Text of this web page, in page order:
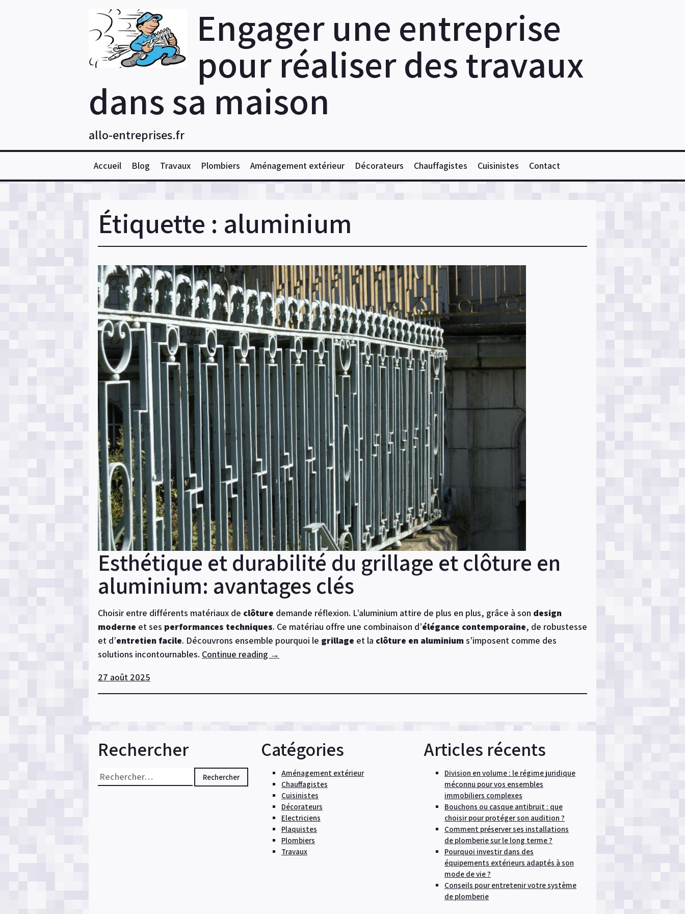
Engager une entreprise
pour réaliser des travaux
dans sa maison
allo-entreprises.fr
Accueil Blog Travaux Plombiers Aménagement extérieur Décorateurs Chauffagistes Cuisinistes Contact
Étiquette : aluminium
Esthétique et durabilité du grillage et clôture en
aluminium: avantages clés
Choisir entre différents matériaux de clôture demande réflexion. L’aluminium attire de plus en plus, grâce à son design
moderne et ses performances techniques. Ce matériau offre une combinaison d’élégance contemporaine, de robustesse
et d’entretien facile. Découvrons ensemble pourquoi le grillage et la clôture en aluminiums’imposent comme des
solutions incontournables. Continue reading « Esthétique
du
et
en
avantages
clés »
→
27 août 2025
Rechercher
Rechercher :
Catégories
Aménagement extérieur
Chauffagistes
Cuisinistes
Décorateurs
Electriciens
Plaquistes
Plombiers
Travaux
Articles récents
Division en volume : le régime juridique
méconnu pour vos ensembles
immobiliers complexes
Bouchons ou casque antibruit : que
choisir pour protéger son audition ?
Comment préserver ses installations
de plomberie sur le long terme ?
Pourquoi investir dans des
équipements extérieurs adaptés à son
mode de vie ?
Conseils pour entretenir votre système
de plomberie